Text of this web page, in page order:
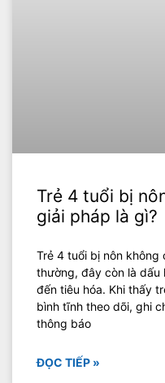
Trẻ 4 tuổi bị
giải pháp là gì?
Trẻ 4 tuổi bị nôn không
thường, đây còn là dấu
đến tiêu hóa. Khi thấy
bình tĩnh theo dõi, ghi
thông báo
ĐỌC TIẾP »